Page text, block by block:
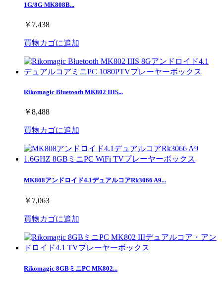
1G/8G MK808B...
￥7,438
買物カゴに追加
Rikomagic Bluetooth MK802 IIIS...
￥8,488
買物カゴに追加
MK808アンドロイド4.1デュアルコアRk3066 A9...
￥7,063
買物カゴに追加
Rikomagic 8GBミニPC MK802...